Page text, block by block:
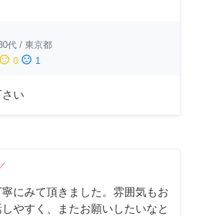
代 / 東京都
sentiment_neutral 0 sentiment_dissatisfied 1
い
にみて頂きました。雰囲気もお
やすく、またお願いしたいなと